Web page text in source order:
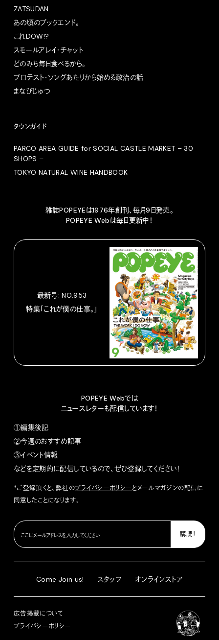
ZATSUDAN
あの頃のブックエンド。
これDOW!?
スモールアレイ・チャット
どのみち毎日食べるから。
プロテスト・ソングあたりから始める政治の話
まなびじゅつ
タウンガイド
PARCO AREA GUIDE for SOCIAL CASTLE MARKET – 30
SHOPS –
TOKYO NATURAL WINE HANDBOOK
雑誌POPEYEは1976年創刊、毎月9日発売。
POPEYE Webは毎日更新中！
最新号: NO.953
特集「これが僕の仕事。」
POPEYE Webでは
ニュースレターも配信しています！
①編集後記
②今週のおすすめ記事
③イベント情報
などを定期的に配信しているので、ぜひ登録してください！
*ご登録頂くと、弊社のプライバシーポリシーとメールマガジンの配信に
同意したことになります。
Come Join us! スタッフ オンラインストア
広告掲載について
プライバシーポリシー